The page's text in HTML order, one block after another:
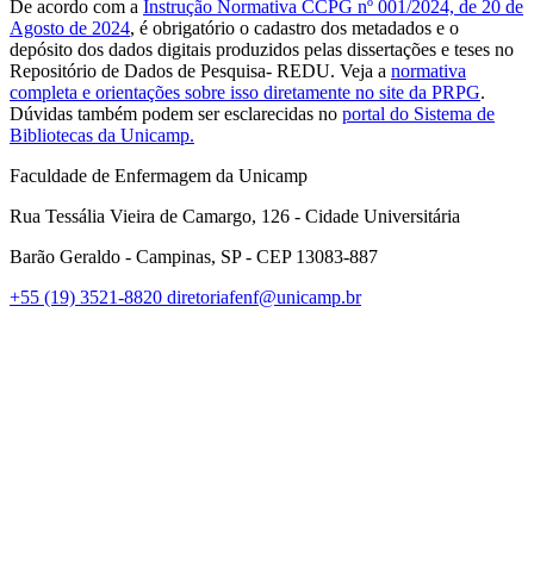
De acordo com a Instrução Normativa CCPG nº 001/2024, de 20 de
Agosto de 2024, é obrigatório o cadastro dos metadados e o
depósito dos dados digitais produzidos pelas dissertações e teses no
Repositório de Dados de Pesquisa- REDU. Veja a normativa
completa e orientações sobre isso diretamente no site da PRPG.
Dúvidas também podem ser esclarecidas no portal do Sistema de
Bibliotecas da Unicamp.
Faculdade de Enfermagem da Unicamp
Rua Tessália Vieira de Camargo, 126 - Cidade Universitária
Barão Geraldo - Campinas, SP - CEP 13083-887
+55 (19) 3521-8820 diretoriafenf@unicamp.br